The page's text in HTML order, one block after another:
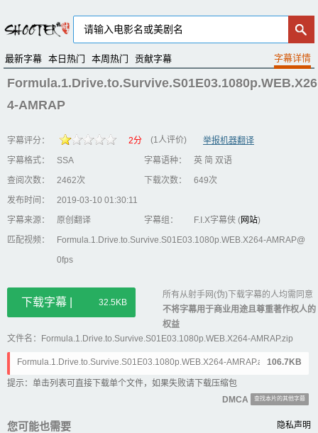
最新字幕 本日热门 本周热门 贡献字幕
Formula.1.Drive.to.Survive.S01E03.1080p.WEB.X26
4-AMRAP
字幕评分： 2分 (1人评价)
举报机器翻译
字幕格式：
SSA 字幕语种：
英 简 双语
查阅次数：
2462次 下载次数：
649次
发布时间：
2019-03-10 01:30:11
字幕来源：
原创翻译 字幕组： F.I.X字幕侠 (网站)
匹配视频：
Formula.1.Drive.to.Survive.S01E03.1080p.WEB.X264-AMRAP@
0fps
下载字幕 | 32.5KB
所有从射手网(伪)下载字幕的人均需同意
不将字幕用于商业用途且尊重著作权人的
权益
文件名：Formula.1.Drive.to.Survive.S01E03.1080p.WEB.X264-AMRAP.zip
Formula.1.Drive.to.Survive.S01E03.1080p.WEB.X264-AMRAP.ass106.7KB
提示：单击列表可直接下载单个文件，如果失败请下载压缩包
DMCA
查找本片的其他字幕
您可能也需要 隐私声明